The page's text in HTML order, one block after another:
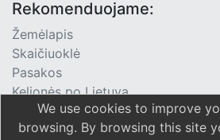
Rekomenduojame:
Žemėlapis
Skaičiuoklė
Pasakos
Kelionės po Lietuvą
TV Programa
We use cookies to improve
browsing. By browsing this site